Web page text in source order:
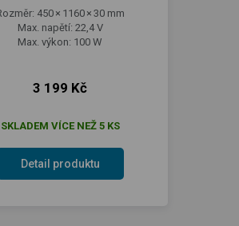
450 × 1160 × 30 mm
Max. napětí: 22,4 V
Max. výkon: 100 W
3 199 Kč
SKLADEM VÍCE NEŽ 5 KS
Detail produktu